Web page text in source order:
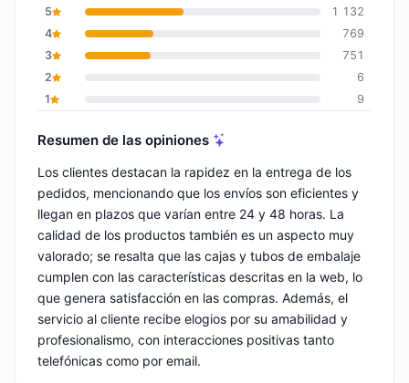
5
1 132
4
769
3
751
2
6
1
9
Resumen de las opiniones
Los clientes destacan la rapidez en la entrega de los
pedidos, mencionando que los envíos son eficientes y
llegan en plazos que varían entre 24 y 48 horas. La
calidad de los productos también es un aspecto muy
valorado; se resalta que las cajas y tubos de embalaje
cumplen con las características descritas en la web, lo
que genera satisfacción en las compras. Además, el
servicio al cliente recibe elogios por su amabilidad y
profesionalismo, con interacciones positivas tanto
telefónicas como por email.